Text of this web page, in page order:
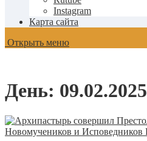
Instagram
Карта сайта
Открыть меню
День: 09.02.2025